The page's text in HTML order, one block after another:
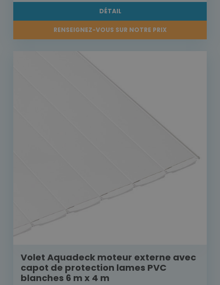
DÉTAIL
RENSEIGNEZ-VOUS SUR NOTRE PRIX
Volet Aquadeck moteur externe avec
capot de protection lames PVC
blanches 6 m x 4 m